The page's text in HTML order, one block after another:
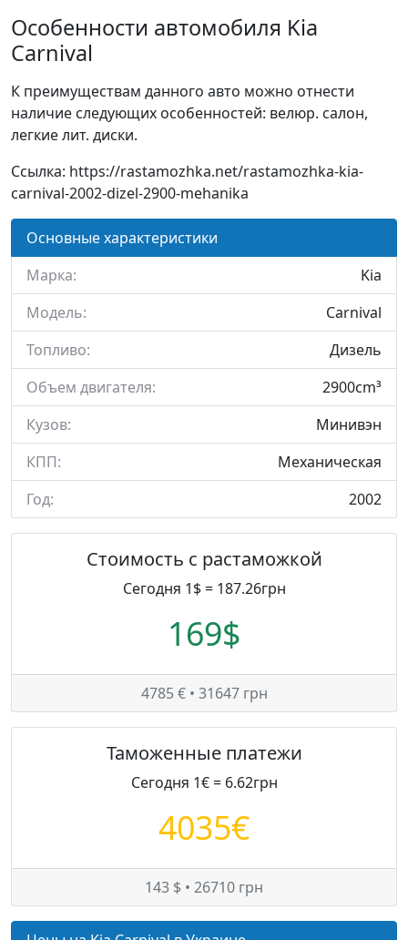
Особенности автомобиля Kia
Carnival
К преимуществам данного авто можно отнести
наличие следующих особенностей: велюр. салон,
легкие лит. диски.
Ссылка: https://rastamozhka.net/rastamozhka-kia-
carnival-2002-dizel-2900-mehanika
Основные характеристики
Марка:
Kia
Модель:
Carnival
Топливо:
Дизель
Объем двигателя:
2900cm³
Кузов:
Минивэн
КПП:
Механическая
Год:
2002
Стоимость с растаможкой
Сегодня 1$ = 187.26грн
169$
4785 € • 31647 грн
Таможенные платежи
Сегодня 1€ = 6.62грн
4035€
143 $ • 26710 грн